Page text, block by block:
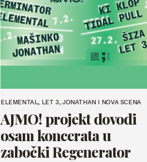
ELEMENTAL, LET 3, JONATHAN I NOVA SCENA
AJMO! projekt dovodi
osam koncerata u
zabočki Regenerator